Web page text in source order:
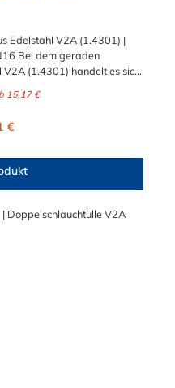
Edelstahl V2A (1.4301) |
Bei dem geraden
(1.4301) handelt es sich
schnell und preiswert
idealer Verbinder für
der Stutzen gewährleistet
Gegebenenfalls kann eine
durch eine
erhalten diesen geraden
15,17 €
Preis:
€